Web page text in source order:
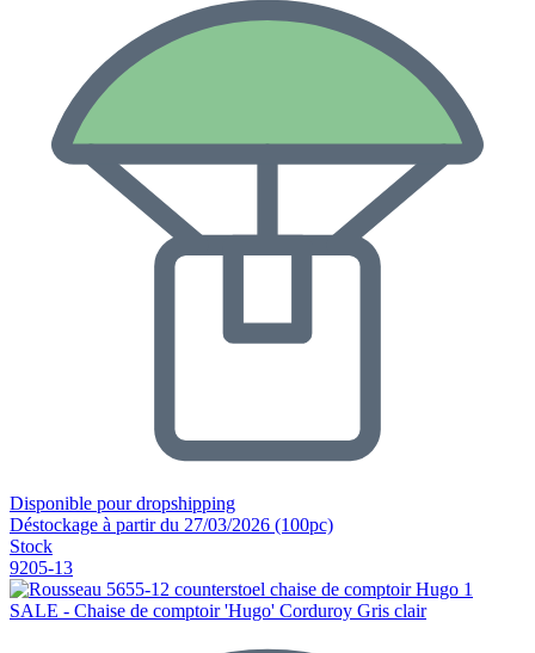
Disponible pour dropshipping
Déstockage à partir du 27/03/2026 (100pc)
Stock
9205-13
SALE - Chaise de comptoir 'Hugo' Corduroy Gris clair